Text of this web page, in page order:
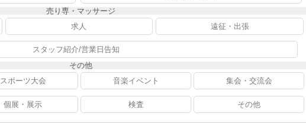
売り専・マッサージ
求人 遠征・出張
スタッフ紹介/営業日告知
その他
スポーツ大会 音楽イベント 集会・交流会
個展・展示 検査 その他